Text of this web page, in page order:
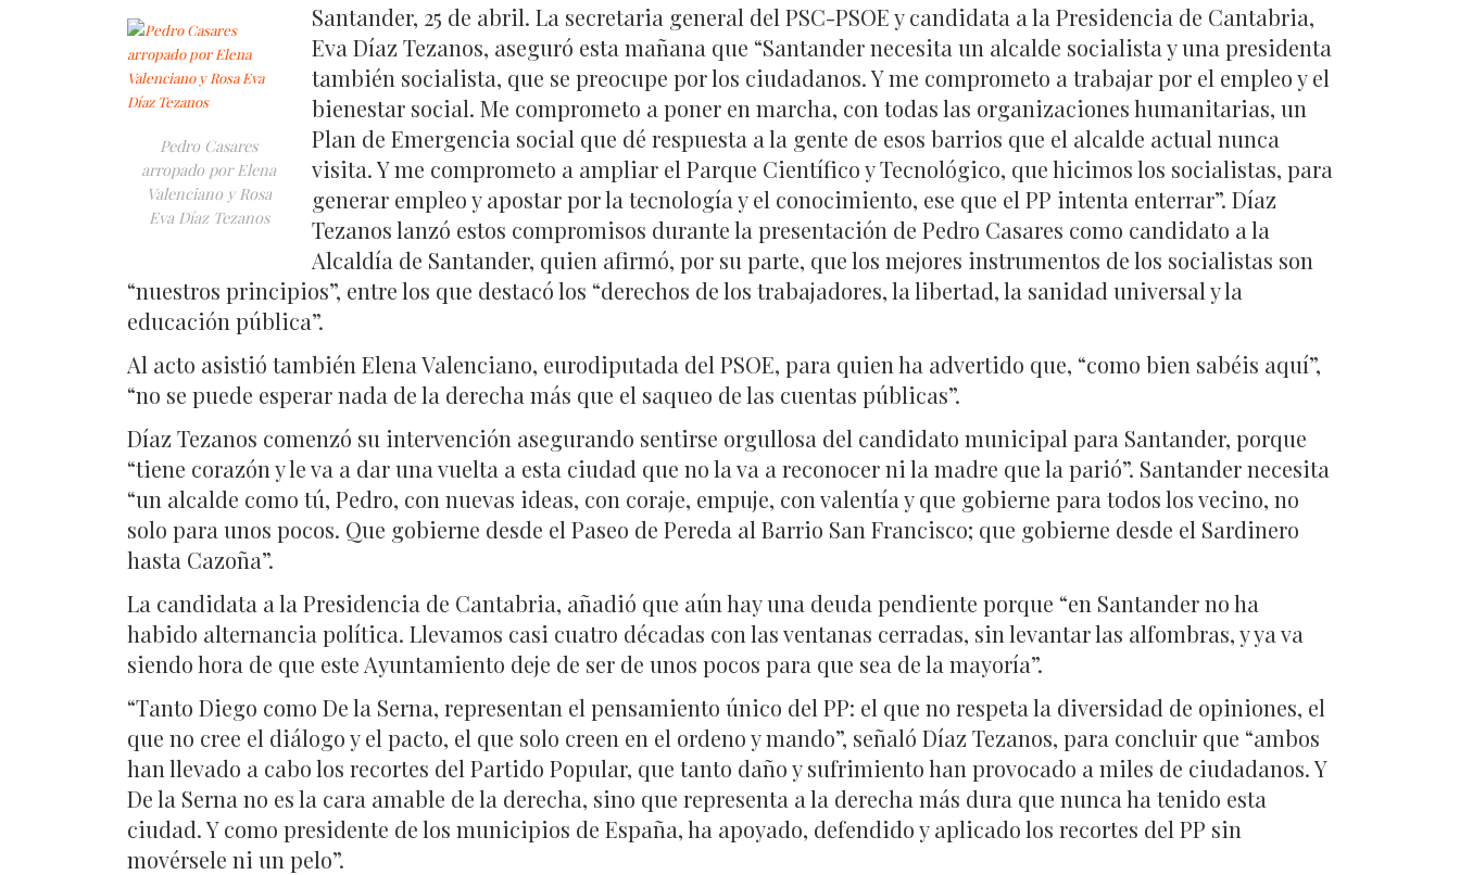
Pedro Casares
arropado por Elena
Valenciano y Rosa
Eva Díaz Tezanos
Santander, 25 de abril. La secretaria general del PSC-PSOE y candidata a la Presidencia de Cantabria,
Eva Díaz Tezanos, aseguró esta mañana que “Santander necesita un alcalde socialista y una presidenta
también socialista, que se preocupe por los ciudadanos. Y me comprometo a trabajar por el empleo y el
bienestar social. Me comprometo a poner en marcha, con todas las organizaciones humanitarias, un
Plan de Emergencia social que dé respuesta a la gente de esos barrios que el alcalde actual nunca
visita. Y me comprometo a ampliar el Parque Científico y Tecnológico, que hicimos los socialistas, para
generar empleo y apostar por la tecnología y el conocimiento, ese que el PP intenta enterrar”. Díaz
Tezanos lanzó estos compromisos durante la presentación de Pedro Casares como candidato a la
Alcaldía de Santander, quien afirmó, por su parte, que los mejores instrumentos de los socialistas son
“nuestros principios”, entre los que destacó los “derechos de los trabajadores, la libertad, la sanidad universal y la
educación pública”.
Al acto asistió también Elena Valenciano, eurodiputada del PSOE, para quien ha advertido que, “como bien sabéis aquí”,
“no se puede esperar nada de la derecha más que el saqueo de las cuentas públicas”.
Díaz Tezanos comenzó su intervención asegurando sentirse orgullosa del candidato municipal para Santander, porque
“tiene corazón y le va a dar una vuelta a esta ciudad que no la va a reconocer ni la madre que la parió”. Santander necesita
“un alcalde como tú, Pedro, con nuevas ideas, con coraje, empuje, con valentía y que gobierne para todos los vecino, no
solo para unos pocos. Que gobierne desde el Paseo de Pereda al Barrio San Francisco; que gobierne desde el Sardinero
hasta Cazoña”.
La candidata a la Presidencia de Cantabria, añadió que aún hay una deuda pendiente porque “en Santander no ha
habido alternancia política. Llevamos casi cuatro décadas con las ventanas cerradas, sin levantar las alfombras, y ya va
siendo hora de que este Ayuntamiento deje de ser de unos pocos para que sea de la mayoría”.
“Tanto Diego como De la Serna, representan el pensamiento único del PP: el que no respeta la diversidad de opiniones, el
que no cree el diálogo y el pacto, el que solo creen en el ordeno y mando”, señaló Díaz Tezanos, para concluir que “ambos
han llevado a cabo los recortes del Partido Popular, que tanto daño y sufrimiento han provocado a miles de ciudadanos. Y
De la Serna no es la cara amable de la derecha, sino que representa a la derecha más dura que nunca ha tenido esta
ciudad. Y como presidente de los municipios de España, ha apoyado, defendido y aplicado los recortes del PP sin
movérsele ni un pelo”.